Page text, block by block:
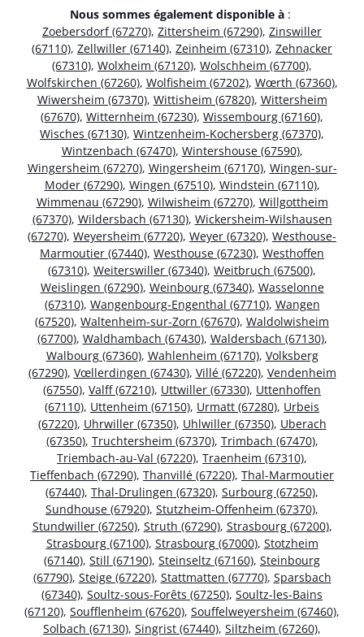
Nous sommes également disponible à :
Zoebersdorf (67270), Zittersheim (67290), Zinswiller
(67110), Zellwiller (67140), Zeinheim (67310), Zehnacker
(67310), Wolxheim (67120), Wolschheim (67700),
Wolfskirchen (67260), Wolfisheim (67202), Wœrth (67360),
Wiwersheim (67370), Wittisheim (67820), Wittersheim
(67670), Witternheim (67230), Wissembourg (67160),
Wisches (67130), Wintzenheim-Kochersberg (67370),
Wintzenbach (67470), Wintershouse (67590),
Wingersheim (67270), Wingersheim (67170), Wingen-sur-
Moder (67290), Wingen (67510), Windstein (67110),
Wimmenau (67290), Wilwisheim (67270), Willgottheim
(67370), Wildersbach (67130), Wickersheim-Wilshausen
(67270), Weyersheim (67720), Weyer (67320), Westhouse-
Marmoutier (67440), Westhouse (67230), Westhoffen
(67310), Weiterswiller (67340), Weitbruch (67500),
Weislingen (67290), Weinbourg (67340), Wasselonne
(67310), Wangenbourg-Engenthal (67710), Wangen
(67520), Waltenheim-sur-Zorn (67670), Waldolwisheim
(67700), Waldhambach (67430), Waldersbach (67130),
Walbourg (67360), Wahlenheim (67170), Volksberg
(67290), Vœllerdingen (67430), Villé (67220), Vendenheim
(67550), Valff (67210), Uttwiller (67330), Uttenhoffen
(67110), Uttenheim (67150), Urmatt (67280), Urbeis
(67220), Uhrwiller (67350), Uhlwiller (67350), Uberach
(67350), Truchtersheim (67370), Trimbach (67470),
Triembach-au-Val (67220), Traenheim (67310),
Tieffenbach (67290), Thanvillé (67220), Thal-Marmoutier
(67440), Thal-Drulingen (67320), Surbourg (67250),
Sundhouse (67920), Stutzheim-Offenheim (67370),
Stundwiller (67250), Struth (67290), Strasbourg (67200),
Strasbourg (67100), Strasbourg (67000), Stotzheim
(67140), Still (67190), Steinseltz (67160), Steinbourg
(67790), Steige (67220), Stattmatten (67770), Sparsbach
(67340), Soultz-sous-Forêts (67250), Soultz-les-Bains
(67120), Soufflenheim (67620), Souffelweyersheim (67460),
Solbach (67130), Singrist (67440), Siltzheim (67260),